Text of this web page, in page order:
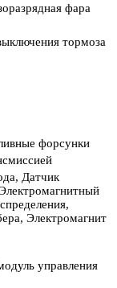
фара
тормоза
форсунки
Датчик
Электромагнит
управления